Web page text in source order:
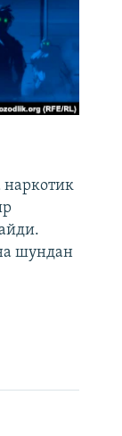
наркотик
шундан